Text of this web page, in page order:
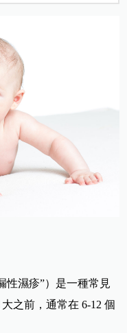
性濕疹”）是一種常見
之前，通常在 6-12 個